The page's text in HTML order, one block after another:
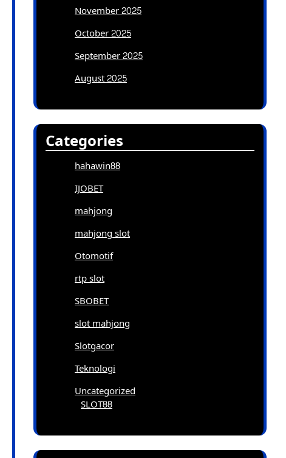
November 2025
October 2025
September 2025
August 2025
Categories
hahawin88
IJOBET
mahjong
mahjong slot
Otomotif
rtp slot
SBOBET
slot mahjong
Slotgacor
Teknologi
Uncategorized
SLOT88